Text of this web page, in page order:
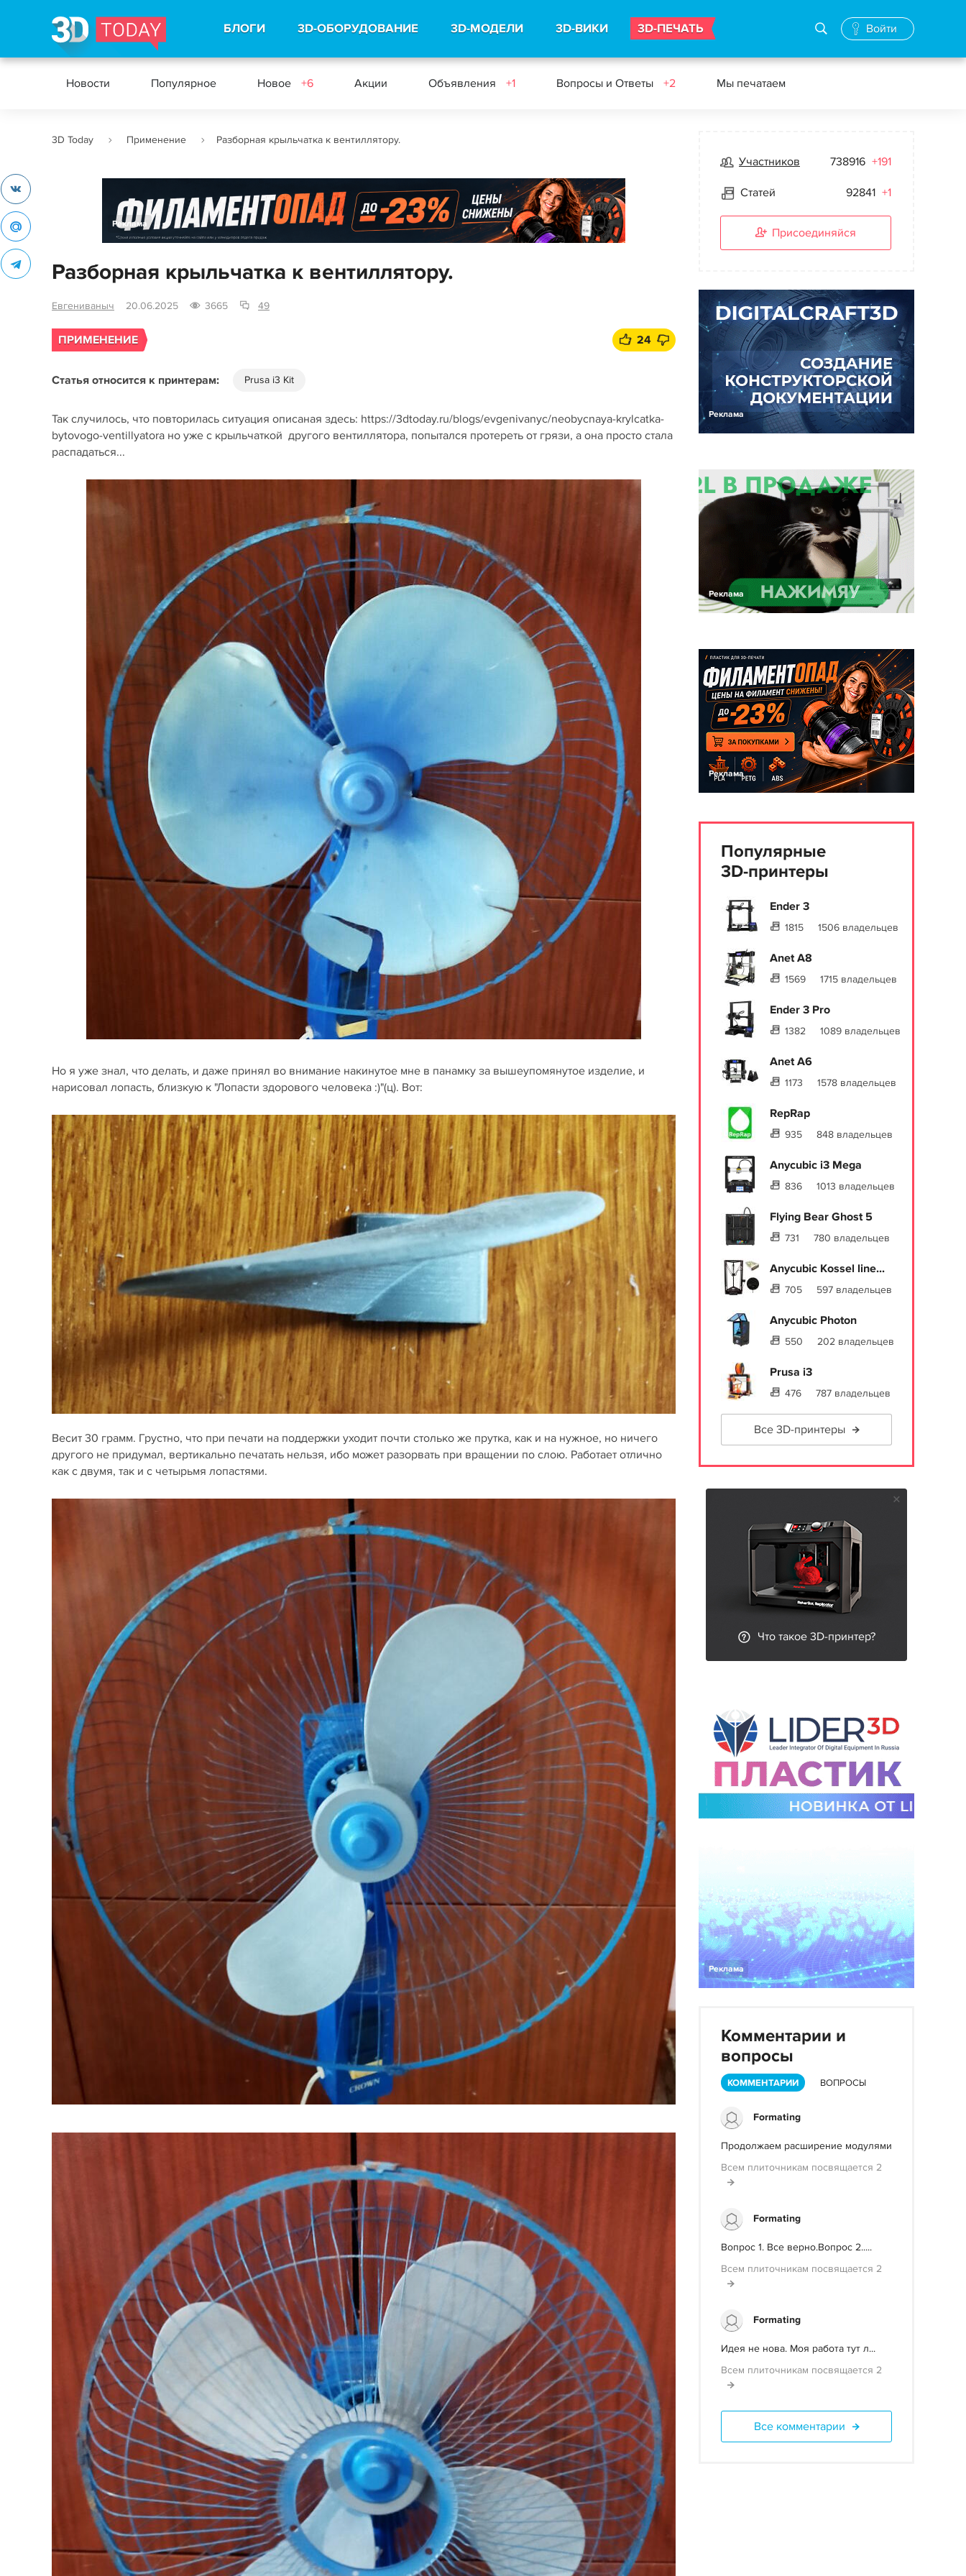
БЛОГИ 3D-ОБОРУДОВАНИЕ 3D-МОДЕЛИ 3D-ВИКИ 3D-ПЕЧАТЬ Войти
Новости Популярное Новое +6 Акции Объявления +1 Вопросы и Ответы +2 Мы печатаем
3D Today Применение Разборная крыльчатка к вентиллятору.
Реклама
Разборная крыльчатка к вентиллятору.
Евгениваныч 20.06.2025 3665 49
ПРИМЕНЕНИЕ 24
Статья относится к принтерам: Prusa i3 Kit
Так случилось, что повторилась ситуация описаная здесь: https://3dtoday.ru/blogs/evgenivanyc/neobycnaya-krylcatka-
bytovogo-ventillyatora но уже с крыльчаткой другого вентиллятора, попытался протереть от грязи, а она просто стала
распадаться...
Но я уже знал, что делать, и даже принял во внимание накинутое мне в панамку за вышеупомянутое изделие, и
нарисовал лопасть, близкую к "Лопасти здорового человека :)"(ц). Вот:
Весит 30 грамм. Грустно, что при печати на поддержки уходит почти столько же прутка, как и на нужное, но ничего
другого не придумал, вертикально печатать нельзя, ибо может разорвать при вращении по слою. Работает отлично
как с двумя, так и с четырьмя лопастями.
Участников 738916 +191
Статей 92841 +1
Присоединяйся
Реклама
Реклама
Реклама
Популярные
3D-принтеры
Ender 3
1815 1506 владельцев
Anet A8
1569 1715 владельцев
Ender 3 Pro
1382 1089 владельцев
Anet A6
1173 1578 владельцев
RepRap
935 848 владельцев
Anycubic i3 Mega
836 1013 владельцев
Flying Bear Ghost 5
731 780 владельцев
Anycubic Kossel line...
705 597 владельцев
Anycubic Photon
550 202 владельцев
Prusa i3
476 787 владельцев
Все 3D-принтеры
Что такое 3D-принтер?
Реклама
Комментарии и
вопросы
КОММЕНТАРИИ ВОПРОСЫ
Formating
Продолжаем расширение модулями
Всем плиточникам посвящается 2
Formating
Вопрос 1. Все верно.Вопрос 2.....
Всем плиточникам посвящается 2
Formating
Идея не нова. Моя работа тут л...
Всем плиточникам посвящается 2
Все комментарии